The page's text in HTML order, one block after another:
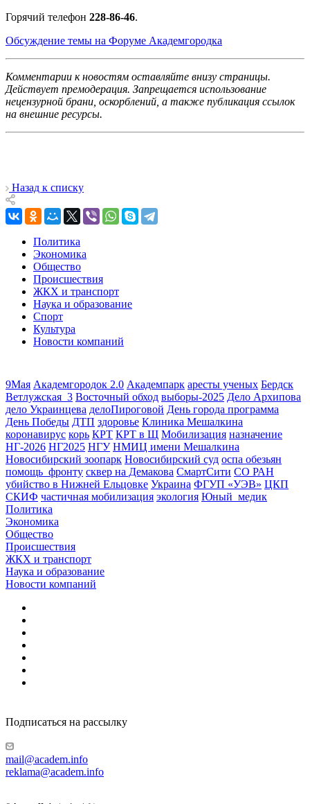
Горячий телефон 228-86-46.
Обсуждение темы на Форуме Академгородка
Комментарии к новостям оставляйте внизу страницы.
Действует премодерация. Запрещается использование
нецензурной брани, оскорблений, а также публикация ссылок
на внешние ресурсы.
Назад к списку
Политика
Экономика
Общество
Происшествия
ЖКХ и транспорт
Наука и образование
Спорт
Культура
Новости компаний
9Мая Академгородок 2.0 Академпарк аресты ученых Бердск
Ветлужская_3 Восточный обход выборы-2025 Дело Архипова
дело Украинцева делоПироговой День города программа
День Победы ДТП здоровье Клиника Мешалкина
коронавирус корь КРТ КРТ в Щ Мобилизация назначение
НГ-2026 НГ2025 НГУ НМИЦ имени Мешалкина
Новосибирский зоопарк Новосибирский суд оспа обезьян
помощь_фронту сквер на Демакова СмартСити СО РАН
убийство в Нижней Ельцовке Украина ФГУП «УЭВ» ЦКП
СКИФ частичная мобилизация экология Юный_медик
Политика
Экономика
Общество
Происшествия
ЖКХ и транспорт
Наука и образование
Новости компаний
Подписаться на рассылку
mail@academ.info
reklama@academ.info